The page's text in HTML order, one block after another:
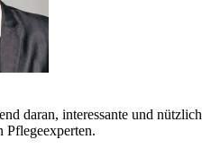
daran, interessante und
Pflegeexperten.